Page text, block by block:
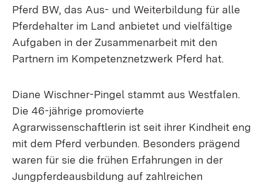
Pferd BW, das Aus- und Weiterbildung für alle
Pferdehalter im Land anbietet und vielfältige
Aufgaben in der Zusammenarbeit mit den
Partnern im Kompetenznetzwerk Pferd hat.
Diane Wischner-Pingel stammt aus Westfalen.
Die 46-jährige promovierte
Agrarwissenschaftlerin ist seit ihrer Kindheit eng
mit dem Pferd verbunden. Besonders prägend
waren für sie die frühen Erfahrungen in der
Jungpferdeausbildung auf zahlreichen